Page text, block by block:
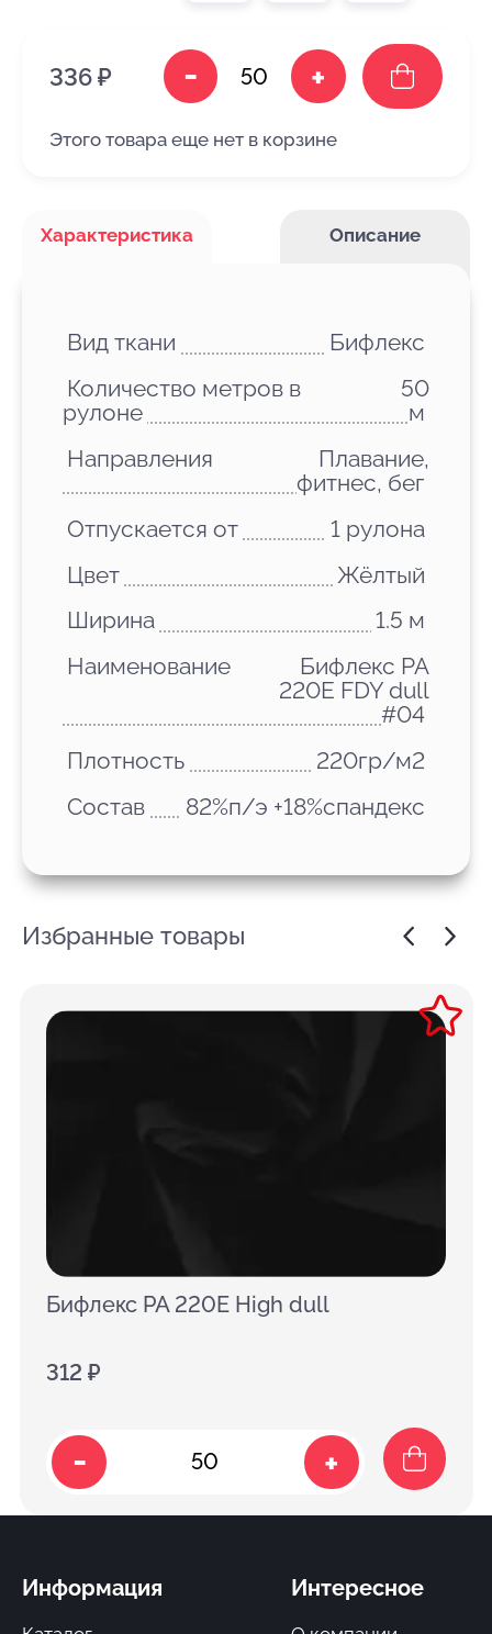
336 ₽ - +
Этого товара еще нет в корзине
Характеристика Описание
Вид ткани
Бифлекс
Количество метров в
рулоне
50
м
Направления
Плавание,
фитнес, бег
Отпускается от
1 рулона
Цвет
Жёлтый
Ширина
1.5 м
Наименование
Бифлекс PA
220E FDY dull
#04
Плотность
220гр/м2
Состав
82%п/э +18%спандекс
Избранные товары
Бифлекс PA 220E High dull
312 ₽
- +
Информация Интересное